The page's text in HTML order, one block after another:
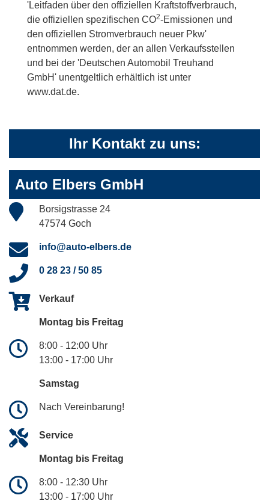
'Leitfaden über den offiziellen Kraftstoffverbrauch,
die offiziellen spezifischen CO2-Emissionen und
den offiziellen Stromverbrauch neuer Pkw'
entnommen werden, der an allen Verkaufsstellen
und bei der 'Deutschen Automobil Treuhand
GmbH' unentgeltlich erhältlich ist unter
www.dat.de.
Ihr Kontakt zu uns:
Auto Elbers GmbH
Borsigstrasse 24
47574 Goch
info@auto-elbers.de
0 28 23 / 50 85
Verkauf
Montag bis Freitag
8:00 - 12:00 Uhr
13:00 - 17:00 Uhr
Samstag
Nach Vereinbarung!
Service
Montag bis Freitag
8:00 - 12:30 Uhr
13:00 - 17:00 Uhr